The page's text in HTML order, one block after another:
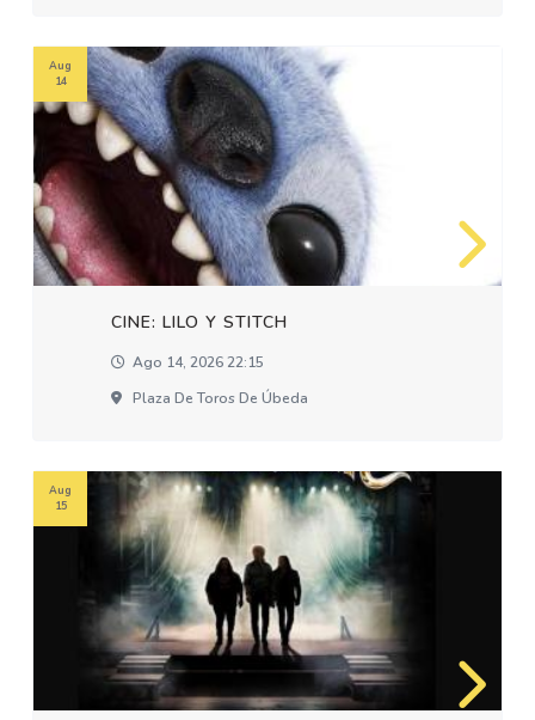
CINE: LILO Y STITCH
Ago 14, 2026 22:15
Plaza De Toros De Úbeda
Aug
14
Aug
15